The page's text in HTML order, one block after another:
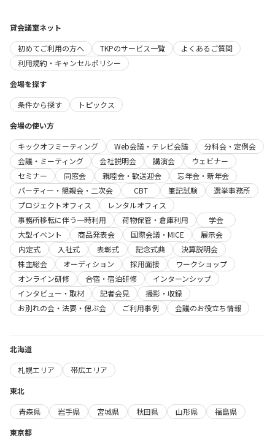
貸会議室ネット
初めてご利用の方へ
TKPのサービス一覧
よくあるご質問
利用規約・キャンセルポリシー
会場を探す
条件から探す
トピックス
会場の使い方
キックオフミーティング
Web会議・テレビ会議
分科会・定例会
会議・ミーティング
会社説明会 講演会
ウェビナー
セミナー
同窓会 親睦会・歓送迎会
忘年会・新年会
パーティー・懇親会・二次会
CBT 筆記試験
選挙事務所
プロジェクトオフィス
レンタルオフィス
事務所移転に伴う一時利用
荷物保管・倉庫利用
学会
大型イベント
商品発表会 国際会議・MICE
展示会
内定式
入社式 表彰式 記念式典
決算説明会
株主総会
オーディション 採用面接
ワークショップ
オンライン研修
合宿・宿泊研修
インターンシップ
インタビュー・取材
記者会見
撮影・収録
お別れの会・法要・偲ぶ会
ご利用事例 会議のお役立ち情報
北海道
札幌エリア
帯広エリア
東北
青森県
岩手県 宮城県 秋田県 山形県
福島県
東京都